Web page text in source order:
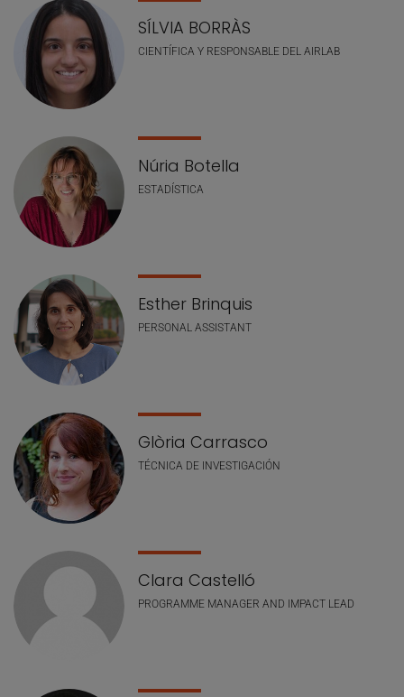
SÍLVIA BORRÀS
CIENTÍFICA Y RESPONSABLE DEL AIRLAB
Núria Botella
ESTADÍSTICA
Esther Brinquis
PERSONAL ASSISTANT
Glòria Carrasco
TÉCNICA DE INVESTIGACIÓN
Clara Castelló
PROGRAMME MANAGER AND IMPACT LEAD